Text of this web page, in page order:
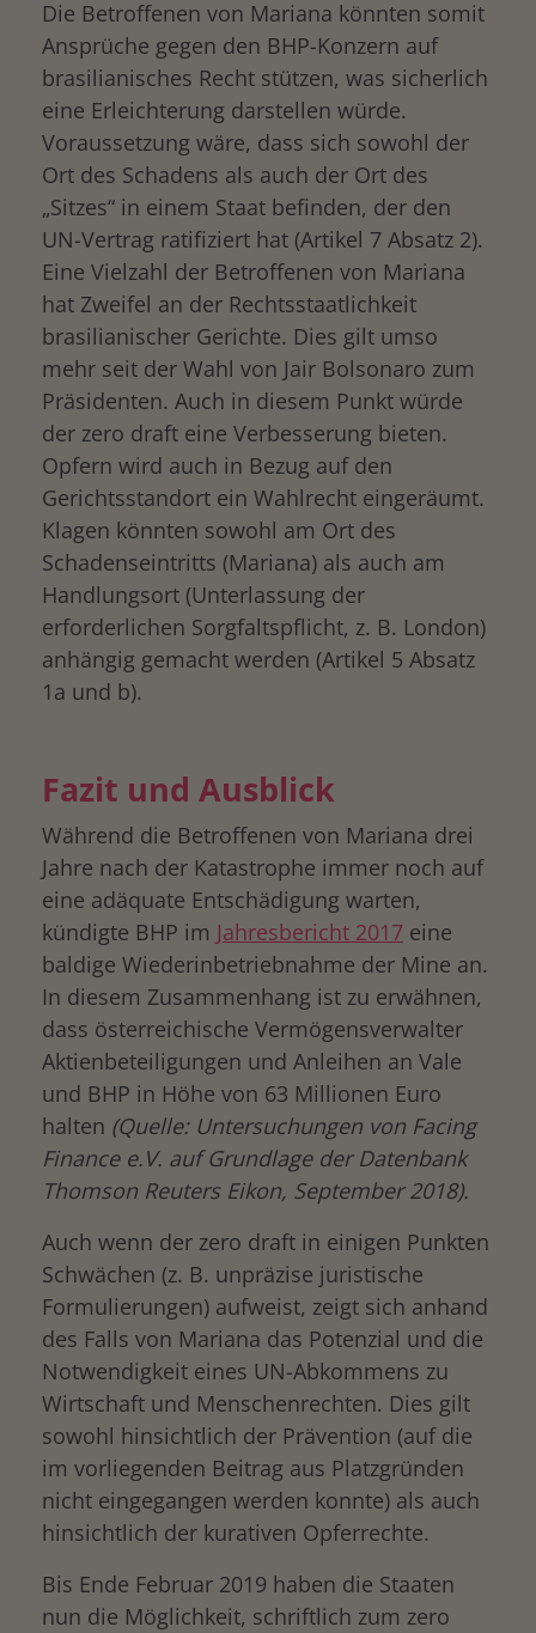
Die Betroffenen von Mariana könnten somit
Ansprüche gegen den BHP-Konzern auf
brasilianisches Recht stützen, was sicherlich
eine Erleichterung darstellen würde.
Voraussetzung wäre, dass sich sowohl der
Ort des Schadens als auch der Ort des
„Sitzes“ in einem Staat befinden, der den
UN-Vertrag ratifiziert hat (Artikel 7 Absatz 2).
Eine Vielzahl der Betroffenen von Mariana
hat Zweifel an der Rechtsstaatlichkeit
brasilianischer Gerichte. Dies gilt umso
mehr seit der Wahl von Jair Bolsonaro zum
Präsidenten. Auch in diesem Punkt würde
der zero draft eine Verbesserung bieten.
Opfern wird auch in Bezug auf den
Gerichtsstandort ein Wahlrecht eingeräumt.
Klagen könnten sowohl am Ort des
Schadenseintritts (Mariana) als auch am
Handlungsort (Unterlassung der
erforderlichen Sorgfaltspflicht, z. B. London)
anhängig gemacht werden (Artikel 5 Absatz
1a und b).
Fazit und Ausblick
Während die Betroffenen von Mariana drei
Jahre nach der Katastrophe immer noch auf
eine adäquate Entschädigung warten,
kündigte BHP im Jahresbericht 2017 eine
baldige Wiederinbetriebnahme der Mine an.
In diesem Zusammenhang ist zu erwähnen,
dass österreichische Vermögensverwalter
Aktienbeteiligungen und Anleihen an Vale
und BHP in Höhe von 63 Millionen Euro
halten (Quelle: Untersuchungen von Facing
Finance e.V. auf Grundlage der Datenbank
Thomson Reuters Eikon, September 2018).
Auch wenn der zero draft in einigen Punkten
Schwächen (z. B. unpräzise juristische
Formulierungen) aufweist, zeigt sich anhand
des Falls von Mariana das Potenzial und die
Notwendigkeit eines UN-Abkommens zu
Wirtschaft und Menschenrechten. Dies gilt
sowohl hinsichtlich der Prävention (auf die
im vorliegenden Beitrag aus Platzgründen
nicht eingegangen werden konnte) als auch
hinsichtlich der kurativen Opferrechte.
Bis Ende Februar 2019 haben die Staaten
nun die Möglichkeit, schriftlich zum zero